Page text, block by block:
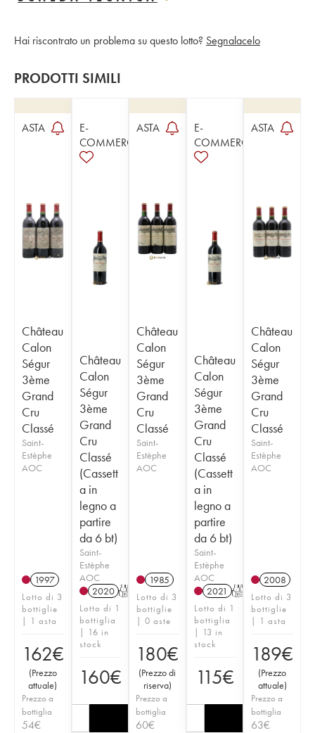
Hai riscontrato un problema su questo lotto? Segnalacelo
PRODOTTI SIMILI
ASTA
Château
Calon
Ségur
3ème
Grand
Cru
Classé
Saint-
Estèphe
AOC
1997
Lotto di 3
bottiglie
| 1 asta
162€
(Prezzo
attuale)
Prezzo a
bottiglia
54€
E-
COMMERCE
Château
Calon
Ségur
3ème
Grand
Cru
Classé
(Cassett
a in
legno a
partire
da 6 bt)
Saint-
Estèphe
AOC
2020 T
Lotto di 1
bottiglia
| 16 in
stock
160€
ASTA
Château
Calon
Ségur
3ème
Grand
Cru
Classé
Saint-
Estèphe
AOC
1985
Lotto di 3
bottiglie
| 0 aste
180€
(Prezzo di
riserva)
Prezzo a
bottiglia
60€
E-
COMMERCE
Château
Calon
Ségur
3ème
Grand
Cru
Classé
(Cassett
a in
legno a
partire
da 6 bt)
Saint-
Estèphe
AOC
2021 T
Lotto di 1
bottiglia
| 13 in
stock
115€
ASTA
Château
Calon
Ségur
3ème
Grand
Cru
Classé
Saint-
Estèphe
AOC
2008
Lotto di 3
bottiglie
| 1 asta
189€
(Prezzo
attuale)
Prezzo a
bottiglia
63€